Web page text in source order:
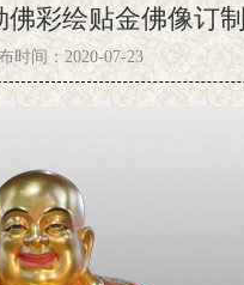
佛彩绘贴金佛像订制
时间：2020-07-23